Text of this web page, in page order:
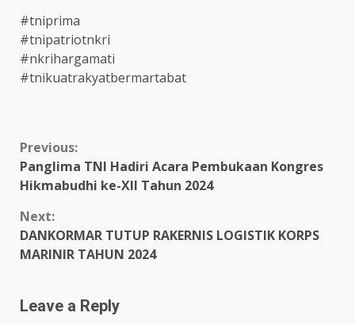
#tniprima
#tnipatriotnkri
#nkrihargamati
#tnikuatrakyatbermartabat
Continue
Reading
Previous:
Panglima TNI Hadiri Acara Pembukaan Kongres
Hikmabudhi ke-XII Tahun 2024
Next:
DANKORMAR TUTUP RAKERNIS LOGISTIK KORPS
MARINIR TAHUN 2024
Leave a Reply